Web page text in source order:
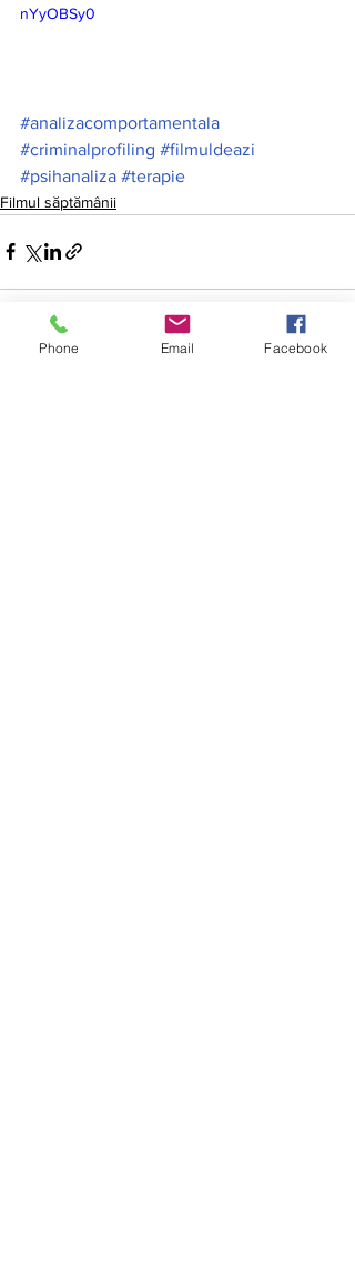
nYyOBSy0
#analizacomportamentala
#criminalprofiling #filmuldeazi
#psihanaliza #terapie
Filmul săptămânii
Phone Email Facebook